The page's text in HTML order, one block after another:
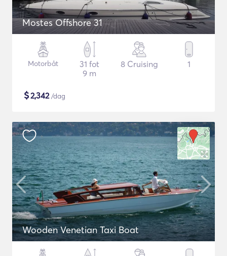
Mostes Offshore 31
Motorbåt
31 fot
9 m
8 Cruising 1
$2,342/dag
Wooden Venetian Taxi Boat